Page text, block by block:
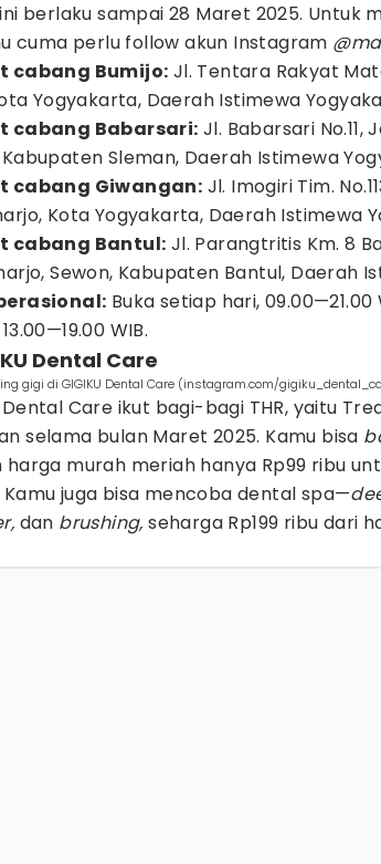
berlaku sampai 28 Maret 2025. Untuk
cuma perlu follow akun Instagram
cabang Bumijo: Jl. Tentara Rakyat
Yogyakarta, Daerah Istimewa
cabang Babarsari: Jl. Babarsari
Sleman, Daerah Istimewa
cabang Giwangan: Jl. Imogiri Tim.
Kota Yogyakarta, Daerah Istimewa
cabang Bantul: Jl. Parangtritis Km. 8
Sewon, Kabupaten Bantul, Daerah
Buka setiap hari, 09.00—21.00
WIB.
Dental Care
gigi di GIGIKU Dental Care (instagram.com/
Dental Care ikut bagi-bagi THR, yaitu
selama bulan Maret 2025. Kamu bisa
harga murah meriah hanya Rp99 ribu
Kamu juga bisa mencoba dental spa—
dan brushing,seharga Rp199 ribu dari